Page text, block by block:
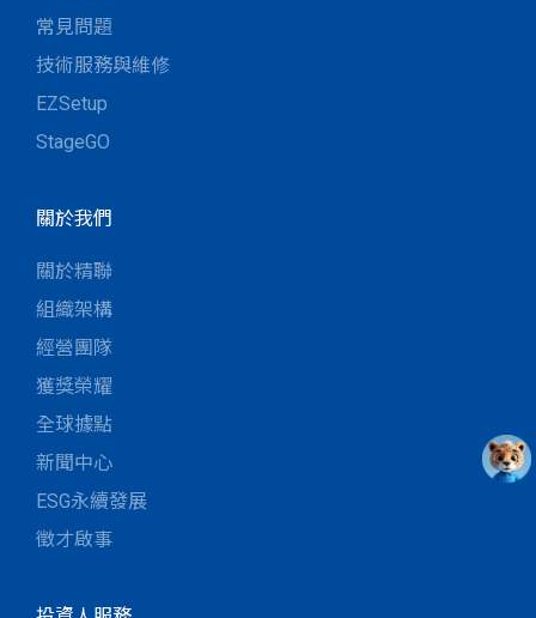
常見問題
技術服務與維修
EZSetup
StageGO
關於我們
關於精聯
組織架構
經營團隊
獲獎榮耀
全球據點
新聞中心
ESG永續發展
徵才啟事